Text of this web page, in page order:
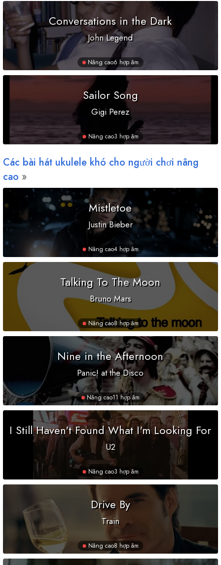
Conversations in the Dark
John Legend
Nâng cao6 hợp âm
Sailor Song
Gigi Perez
Nâng cao3 hợp âm
Các bài hát ukulele khó cho người chơi nâng
cao
Mistletoe
Justin Bieber
Nâng cao4 hợp âm
Talking To The Moon
Bruno Mars
Nâng cao8 hợp âm
Nine in the Afternoon
Panic! at the Disco
Nâng cao11 hợp âm
I Still Haven't Found What I'm Looking For
U2
Nâng cao3 hợp âm
Drive By
Train
Nâng cao8 hợp âm